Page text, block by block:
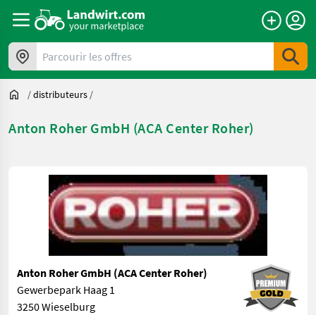
Parcourir les offres
/distributeurs /
Anton Roher GmbH (ACA Center Roher)
Anton Roher GmbH (ACA Center Roher)
Gewerbepark Haag 1
3250 Wieselburg